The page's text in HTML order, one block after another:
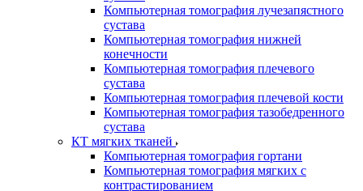
Компьютерная томография лучезапястного
сустава
Компьютерная томография нижней
конечности
Компьютерная томография плечевого
сустава
Компьютерная томография плечевой кости
Компьютерная томография тазобедренного
сустава
КТ мягких тканей
Компьютерная томография гортани
Компьютерная томография мягких с
контрастированием